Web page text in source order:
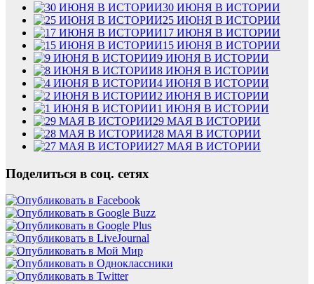
30 ИЮНЯ В ИСТОРИИ
25 ИЮНЯ В ИСТОРИИ
17 ИЮНЯ В ИСТОРИИ
15 ИЮНЯ В ИСТОРИИ
9 ИЮНЯ В ИСТОРИИ
8 ИЮНЯ В ИСТОРИИ
4 ИЮНЯ В ИСТОРИИ
2 ИЮНЯ В ИСТОРИИ
1 ИЮНЯ В ИСТОРИИ
29 МАЯ В ИСТОРИИ
28 МАЯ В ИСТОРИИ
27 МАЯ В ИСТОРИИ
Поделиться в соц. сетях